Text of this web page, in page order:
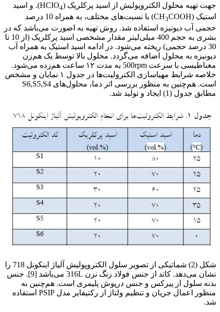
جهت تهیه محلول الکتروپولیش از اسید پرکلریک (HCIO4
). و اسید
استیک (CH
3
COOH) با نسبت‌های مختلف، به همراه 10 درصد
حجمی آب دیونیزه استفاده شد. روش تهیه به اصورت می‌باشد که در
بشری به حجم 400 میلی‌لیتر مقدار مشخصی اسید پرکلریک (از 10 تا
30 درصد حجمی) ریخته می‌شود. در ادامه اسید استیک به همراه آب
دیونیزه به محلول اضافه می‌گردد. محلول بالا توسط یک هم‌زن
مغناطیسی با سرعت 500rpm به مدت ۱۲ ساعت هم‌زده می‌شود.
خلاصه شرایط مهیاسازی الکترولیت‌ها در جدول ۱ نمایان و مشخص
است. هم‌چنین به منظور بررسی اثر دما، محلول‌های S6,S5,S4
مطابق جدول (1) ایجاد و تولید شد.
شکل (2) شماتیکی از تصویر سلول الکتروپولیش آلیاژ اینکونل 718 را
نشان می‌دهد. کاتد از جنس فولاد زنگ نزن 316L می‌باشد [9]. جنس
بدنه سلول از پیرکس و جنس درپوش پلیمری است. هم‌چنین به
منظور اعمال جریان و تنظیم ولتاژ از رکتیفایر مدل PSIP استفاده
شد.